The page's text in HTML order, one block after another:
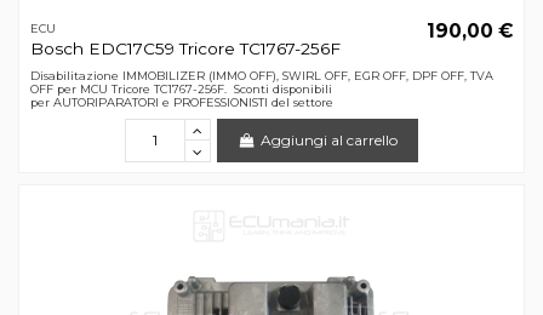
ECU
Bosch EDC17C59 Tricore TC1767-256F
190,00 €
Disabilitazione IMMOBILIZER (IMMO OFF), SWIRL OFF, EGR OFF, DPF OFF, TVA
OFF per MCU Tricore TC1767-256F. Sconti disponibili
per AUTORIPARATORI e PROFESSIONISTI del settore
Aggiungi al carrello